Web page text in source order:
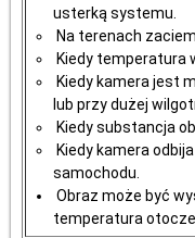
usterką systemu.
Na terenach
Kiedy temperatura
Kiedy kamera jest
lub przy dużej
Kiedy substancja
Kiedy kamera
samochodu.
Obraz może być
temperatura